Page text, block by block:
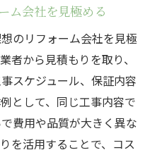
ム会社を見極める
のリフォーム会社を見極
者から見積もりを取り、
スケジュール、保証内容
として、同じ工事内容で
費用や品質が大きく異な
を活用することで、コス